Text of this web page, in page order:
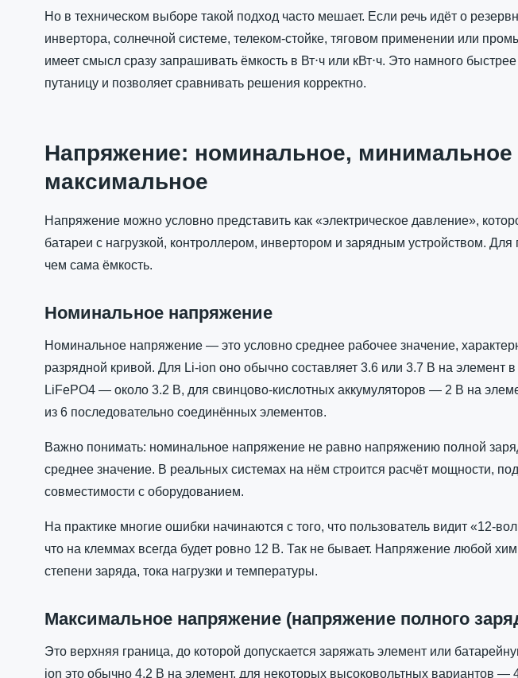
Но в техническом выборе такой подход часто мешает. Если речь идёт о
инвертора, солнечной системе, телеком-стойке, тяговом применении или
имеет смысл сразу запрашивать ёмкость в Вт⋅ч или кВт⋅ч. Это намного
путаницу и позволяет сравнивать решения корректно.
Напряжение: номинальное, минимальное
максимальное
Напряжение можно условно представить как «электрическое давление»,
батареи с нагрузкой, контроллером, инвертором и зарядным устройством. Для
чем сама ёмкость.
Номинальное напряжение
Номинальное напряжение — это условно среднее рабочее значение,
разрядной кривой. Для Li-ion оно обычно составляет 3.6 или 3.7 В на элемент
LiFePO4 — около 3.2 В, для свинцово-кислотных аккумуляторов — 2 В на
из 6 последовательно соединённых элементов.
Важно понимать: номинальное напряжение не равно напряжению полной
среднее значение. В реальных системах на нём строится расчёт мощности,
совместимости с оборудованием.
На практике многие ошибки начинаются с того, что пользователь видит «12-
что на клеммах всегда будет ровно 12 В. Так не бывает. Напряжение любой
степени заряда, тока нагрузки и температуры.
Максимальное напряжение (напряжение полного
Это верхняя граница, до которой допускается заряжать элемент или
ion это обычно 4.2 В на элемент, для некоторых высоковольтных вариантов